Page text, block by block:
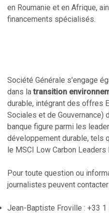
en Roumanie et en Afrique,
financements spécialisés.
Société Générale s'engage
dans latransition
durable, intégrant des offres
Sociales et de
banque figure parmi les
développement durable, tels
le MSCI Low Carbon Leaders
Pour toute question ou
journalistes peuvent contacter
Jean-Baptiste Froville : +33 1